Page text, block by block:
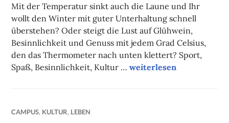
Mit der Temperatur sinkt auch die Laune und Ihr
wollt den Winter mit guter Unterhaltung schnell
überstehen? Oder steigt die Lust auf Glühwein,
Besinnlichkeit und Genuss mit jedem Grad Celsius,
den das Thermometer nach unten klettert? Sport,
Spaß, Besinnlichkeit, Kultur …Unsere Tipps der Woche
weiterlesen
CAMPUS, KULTUR, LEBEN